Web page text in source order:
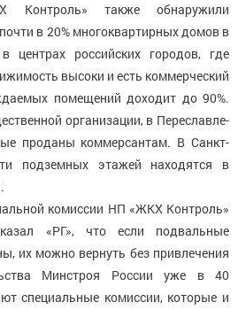
Контроль» также обнаружили
в 20% многоквартирных домов в
центрах российских городов, где
высоки и есть коммерческий
помещений доходит до 90%.
организации, в Переславле-
проданы коммерсантам. В Санкт-
подземных этажей находятся в
комиссии НП «ЖКХ Контроль»
«РГ», что если подвальные
их можно вернуть без привлечения
Минстроя России уже в 40
специальные комиссии, которые и